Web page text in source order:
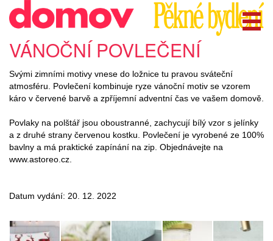
VÁNOČNÍ POVLEČENÍ
Svými zimními motivy vnese do ložnice tu pravou sváteční
atmosféru. Povlečení kombinuje ryze vánoční motiv se vzorem
káro v červené barvě a zpříjemní adventní čas ve vašem domově.
Povlaky na polštář jsou oboustranné, zachycují bílý vzor s jelínky
a z druhé strany červenou kostku. Povlečení je vyrobené ze 100%
bavlny a má praktické zapínání na zip. Objednávejte na
www.astoreo.cz.
Datum vydání: 20. 12. 2022